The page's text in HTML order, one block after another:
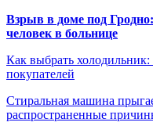
Взрыв в доме под
человек в больнице
Как выбрать холодильник:
покупателей
Стиральная машина
распространенные